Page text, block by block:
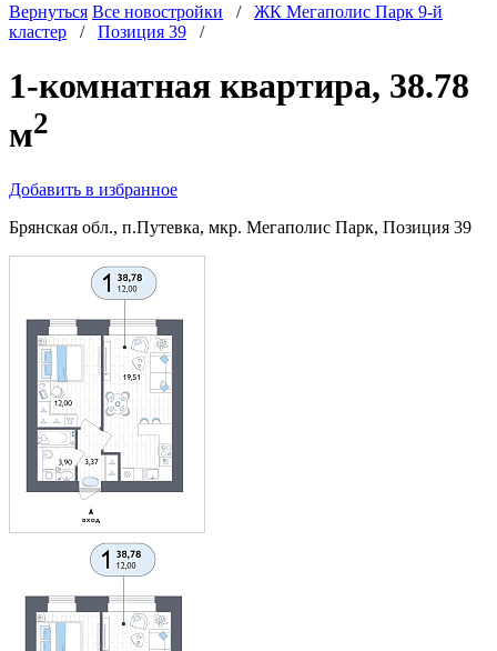
Вернуться Все новостройки /
ЖК Мегаполис Парк 9-й
кластер
/ Позиция 39 /
1-комнатная квартира, 38.78
м2
Добавить в избранное
Брянская обл., п.Путевка, мкр. Мегаполис Парк, Позиция 39